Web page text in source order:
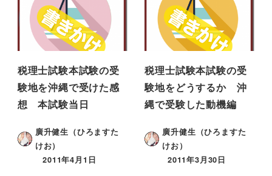
税理士試験本試験の受
験地を沖縄で受けた感
想 本試験当日
廣升健生（ひろますた
けお）
2011年4月1日
税理士試験本試験の受
験地をどうするか 沖
縄で受験した動機編
廣升健生（ひろますた
けお）
2011年3月30日